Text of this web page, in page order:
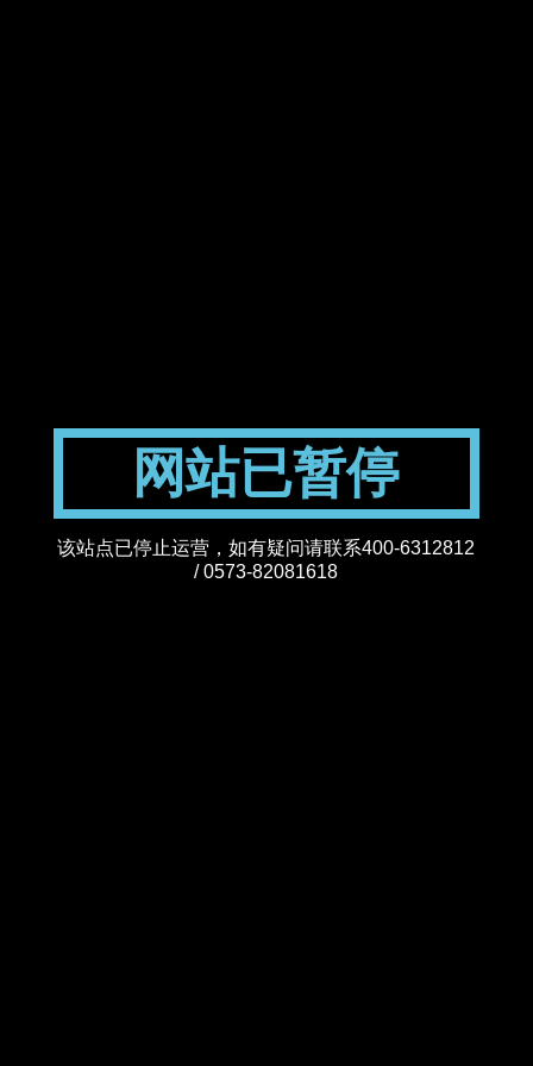
网站已暂停
该站点已停止运营，如有疑问请联系400-6312812
/ 0573-82081618